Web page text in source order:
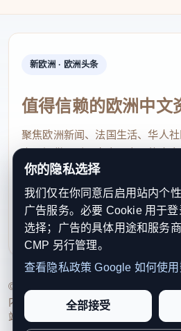
新欧洲 · 欧洲头条
值得信赖的欧洲中文
聚焦欧洲新闻、法国生活、华人
点，提供及时、真实、实用的中
速了解欧洲动态。
contact@xinouzhou.com
服务支持、版权与合作：工作日
利通知
© 2026 新欧洲·欧洲头条. All Rights
内容透明度、联系方式与用户权利说
站点完整度。
你的隐私选择
我们仅在你同意后启用站内个
广告服务。必要 Cookie 用于
选择；广告的具体用途和服务
CMP 另行管理。
查看隐私政策 Google 如何使
全部接受